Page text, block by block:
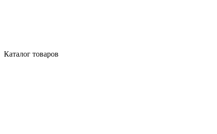
Каталог товаров